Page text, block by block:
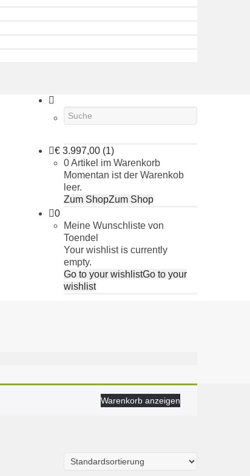
€ 3.997,00 (1)
0 Artikel im Warenkorb
Momentan ist der Warenkob
leer.
Zum ShopZum Shop
0
Meine Wunschliste von
Toendel
Your wishlist is currently
empty.
Go to your wishlistGo to your
wishlist
Warenkorb anzeigen